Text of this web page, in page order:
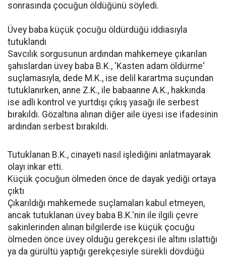
sonrasında çocuğun öldüğünü söyledi.
Üvey baba küçük çocuğu öldürdüğü iddiasıyla
tutuklandı
Savcılık sorgusunun ardından mahkemeye çıkarılan
şahıslardan üvey baba B.K., 'Kasten adam öldürme'
suçlamasıyla, dede M.K., ise delil karartma suçundan
tutuklanırken, anne Z.K., ile babaanne A.K., hakkında
ise adli kontrol ve yurtdışı çıkış yasağı ile serbest
bırakıldı. Gözaltına alınan diğer aile üyesi ise ifadesinin
ardından serbest bırakıldı.
Tutuklanan B.K., cinayeti nasıl işlediğini anlatmayarak
olayı inkar etti.
Küçük çocuğun ölmeden önce de dayak yediği ortaya
çıktı
Çıkarıldığı mahkemede suçlamaları kabul etmeyen,
ancak tutuklanan üvey baba B.K.'nin ile ilgili çevre
sakinlerinden alınan bilgilerde ise küçük çocuğu
ölmeden önce üvey olduğu gerekçesi ile altını ıslattığı
ya da gürültü yaptığı gerekçesiyle sürekli dövdüğü